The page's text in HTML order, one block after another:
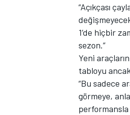
TÜRK
“Açıkçası
1’de hiçbir
sezon.”
Yeni
tabloyu
“Bu sadece
görmeye,
performansla